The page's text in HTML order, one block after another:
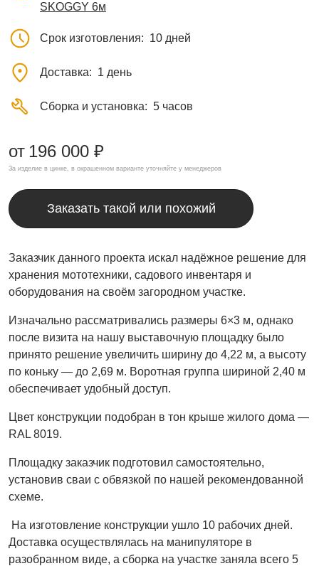
SKOGGY 6м
Срок изготовления 10 дней
Доставка 1 день
Сборка и установка 5 часов
от 196 000 ₽
За изделие в цинке, в окрашенном варианте уточняйте у менеджеров
Заказать такой или похожий
Заказчик данного проекта искал надёжное решение для
хранения мототехники, садового инвентаря и
оборудования на своём загородном участке.
Изначально рассматривались размеры 6×3 м, однако
после визита на нашу выставочную площадку было
принято решение увеличить ширину до 4,22 м, а высоту
по коньку — до 2,69 м. Воротная группа шириной 2,40 м
обеспечивает удобный доступ.
Цвет конструкции подобран в тон крыше жилого дома —
RAL 8019.
Площадку заказчик подготовил самостоятельно,
установив сваи с обвязкой по нашей рекомендованной
схеме.
На изготовление конструкции ушло 10 рабочих дней.
Доставка осуществлялась на манипуляторе в
разобранном виде, а сборка на участке заняла всего 5